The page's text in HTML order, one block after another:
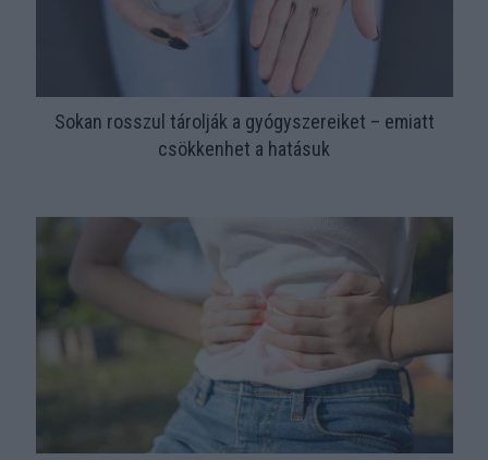
Sokan rosszul tárolják a gyógyszereiket – emiatt
csökkenhet a hatásuk